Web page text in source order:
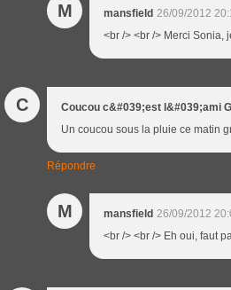
M mansfield 26/09/2012
<br /> <br /> Merci Sonia,
C Coucou c&#039;est l&#039;ami
Un coucou sous la pluie ce matin
Répondre
M mansfield 26/09/2012
<br /> <br /> Eh oui, faut